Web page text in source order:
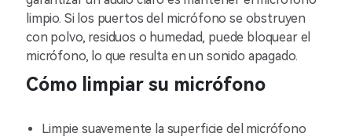
limpio. Si los puertos del micrófono se obstruyen
con polvo, residuos o humedad, puede bloquear el
micrófono, lo que resulta en un sonido apagado.
Cómo limpiar su micrófono
Limpie suavemente la superficie del micrófono